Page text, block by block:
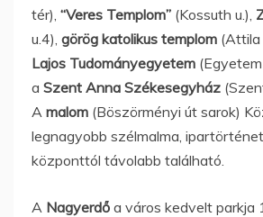
tér), “Veres Templom” (Kossuth u.),
u.4), görög katolikus templom (Attila
Lajos Tudományegyetem
a Szent Anna Székesegyház
A malom (Böszörményi út sarok)
legnagyobb szélmalma,
központtól távolabb található.
A Nagyerdő a város kedvelt parkja